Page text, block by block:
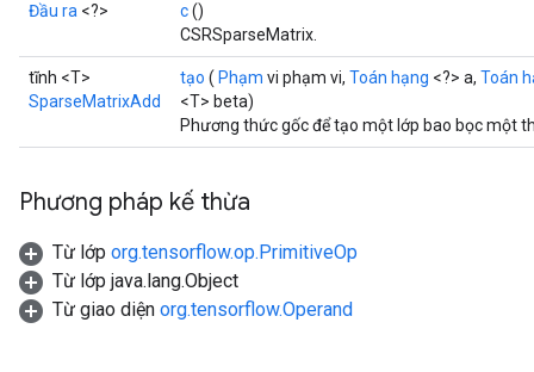
Đầu ra <?> c()
CSRSparseMatrix.
tĩnh <T>
SparseMatrixAdd
tạo ( Phạm vi phạm vi, Toán hạng <?> a, Toán
<T> beta)
Phương thức gốc để tạo một lớp bao bọc một
Phương pháp kế thừa
Từ lớp org.tensorflow.op.PrimitiveOp
Từ lớp java.lang.Object
Từ giao diện org.tensorflow.Operand